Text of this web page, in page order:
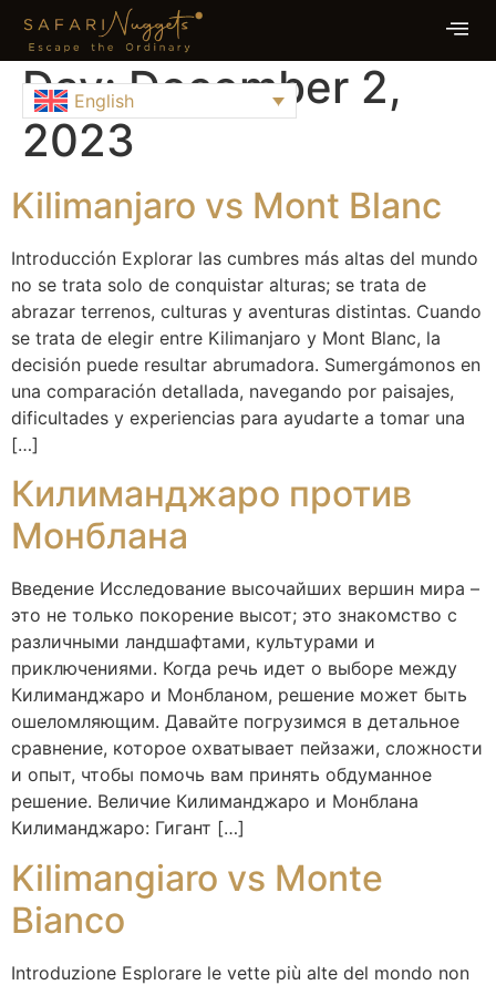
English
Day:December 2,
2023
Kilimanjaro vs Mont Blanc
Introducción Explorar las cumbres más altas del mundo
no se trata solo de conquistar alturas; se trata de
abrazar terrenos, culturas y aventuras distintas. Cuando
se trata de elegir entre Kilimanjaro y Mont Blanc, la
decisión puede resultar abrumadora. Sumergámonos en
una comparación detallada, navegando por paisajes,
dificultades y experiencias para ayudarte a tomar una
[…]
Килиманджаро против
Монблана
Введение Исследование высочайших вершин мира –
это не только покорение высот; это знакомство с
различными ландшафтами, культурами и
приключениями. Когда речь идет о выборе между
Килиманджаро и Монбланом, решение может быть
ошеломляющим. Давайте погрузимся в детальное
сравнение, которое охватывает пейзажи, сложности
и опыт, чтобы помочь вам принять обдуманное
решение. Величие Килиманджаро и Монблана
Килиманджаро: Гигант […]
Kilimangiaro vs Monte
Bianco
Introduzione Esplorare le vette più alte del mondo non